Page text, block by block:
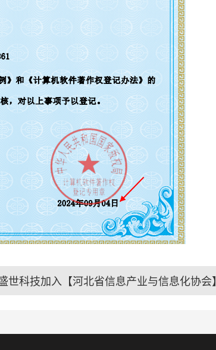
世科技加入【河北省信息产业与信息化协会】